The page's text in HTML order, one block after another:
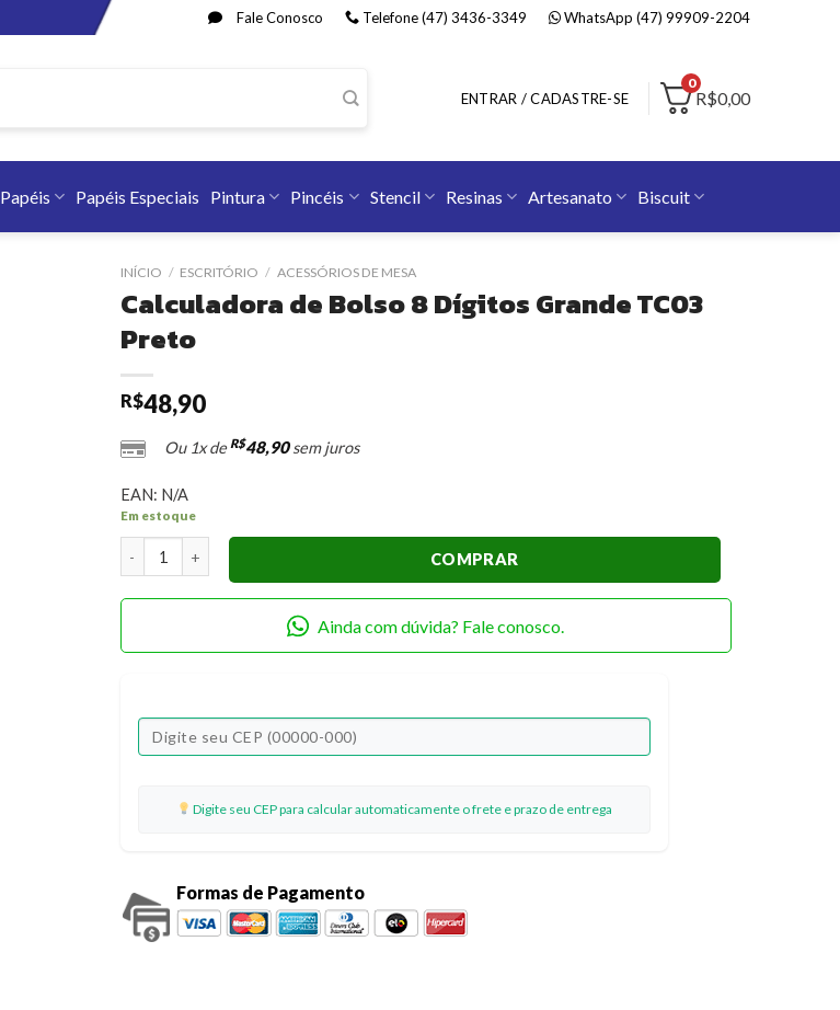
Fale Conosco Telefone (47) 3436-3349 WhatsApp (47) 99909-2204
ENTRAR / CADASTRE-SE
0
R$0,00
Papéis Papéis Especiais Pintura Pincéis Stencil Resinas Artesanato Biscuit
INÍCIO / ESCRITÓRIO / ACESSÓRIOS DE MESA
Calculadora de Bolso 8 Dígitos Grande TC03
Preto
R$48,90
Ou 1x de R$48,90sem juros
EAN: N/A
Em estoque
Calculadora de Bolso 8 Dígitos Grande TC03 Preto quantidade
COMPRAR
Ainda com dúvida? Fale conosco.
Digite seu CEP para calcular automaticamente o frete e prazo de entrega
Formas de Pagamento